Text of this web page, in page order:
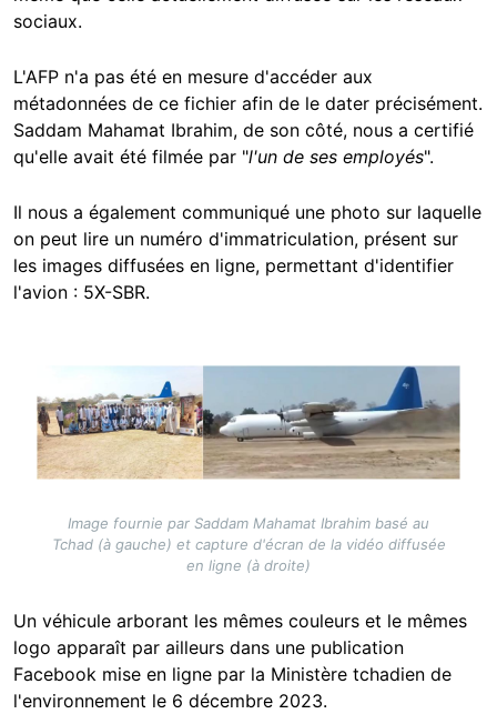
sociaux.
L'AFP n'a pas été en mesure d'accéder aux
métadonnées de ce fichier afin de le dater précisément.
Saddam Mahamat Ibrahim, de son côté, nous a certifié
qu'elle avait été filmée par "l'un de ses employés".
Il nous a également communiqué une photo sur laquelle
on peut lire un numéro d'immatriculation, présent sur
les images diffusées en ligne, permettant d'identifier
l'avion : 5X-SBR.
Image fournie par Saddam Mahamat Ibrahim basé au
Tchad (à gauche) et capture d'écran de la vidéo diffusée
en ligne (à droite)
Un véhicule arborant les mêmes couleurs et le mêmes
logo apparaît par ailleurs dans une publication
Facebook mise en ligne par la Ministère tchadien de
l'environnement le 6 décembre 2023.